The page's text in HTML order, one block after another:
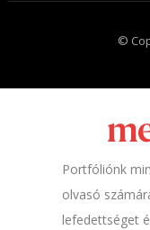
©
Portfóliónk
olvasó
lefedettséget